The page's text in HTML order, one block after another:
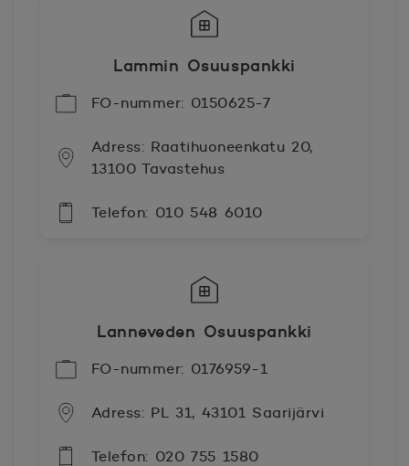
Lammin Osuuspankki
FO-nummer: 0150625-7
Adress: Raatihuoneenkatu 20,
13100 Tavastehus
Telefon: 010 548 6010
Lanneveden Osuuspankki
FO-nummer: 0176959-1
Adress: PL 31, 43101 Saarijärvi
Telefon: 020 755 1580